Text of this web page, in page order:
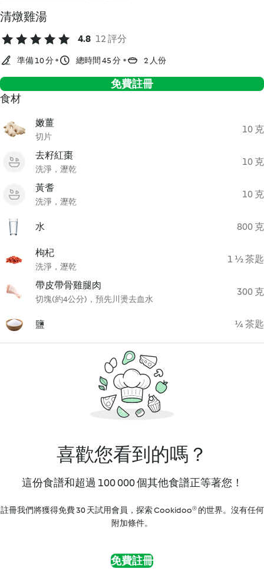
清燉雞湯
4.8 12 評分
準備 10 分 總時間 45 分 2 人份
免費註冊
食材
嫩薑
切片
10 克
去籽紅棗
洗淨，瀝乾
10 克
黃耆
洗淨，瀝乾
10 克
水 800 克
枸杞
洗淨，瀝乾
1 ½ 茶匙
帶皮帶骨雞腿肉
切塊(約4公分)，預先川燙去血水
300 克
鹽 ¼ 茶匙
喜歡您看到的嗎？
這份食譜和超過 100 000 個其他食譜正等著您！
註冊我們將獲得免費 30 天試用會員，探索 Cookidoo® 的世界。沒有任何
附加條件。
免費註冊